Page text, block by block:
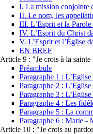
I. La mission conjointe
II. Le nom, les
III. L’Esprit et la Parole
IV. L’Esprit du Christ
V. L’Esprit et l’Église
EN BREF
Article 9 : "Je crois à la
Préambule
Paragraphe 1 :
Paragraphe 2 :
Paragraphe 3 :
Paragraphe 4 : Les
Paragraphe 5 : La
Paragraphe 6 : Marie -
Article 10 : "Je crois au